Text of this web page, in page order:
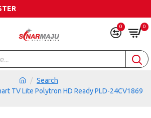
0 0
Search
TV Lite Polytron HD Ready PLD-24CV1869